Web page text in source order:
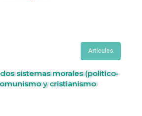
Artículos
sistemas morales (político-
y cristianismo